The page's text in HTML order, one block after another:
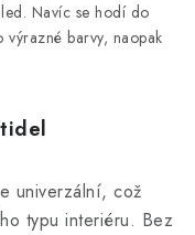
Navíc se hodí do
výrazné barvy, naopak
univerzální, což
typu interiéru. Bez